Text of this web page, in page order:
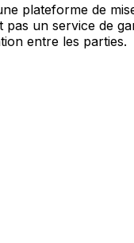
plateforme de
pas un service de
entre les parties.